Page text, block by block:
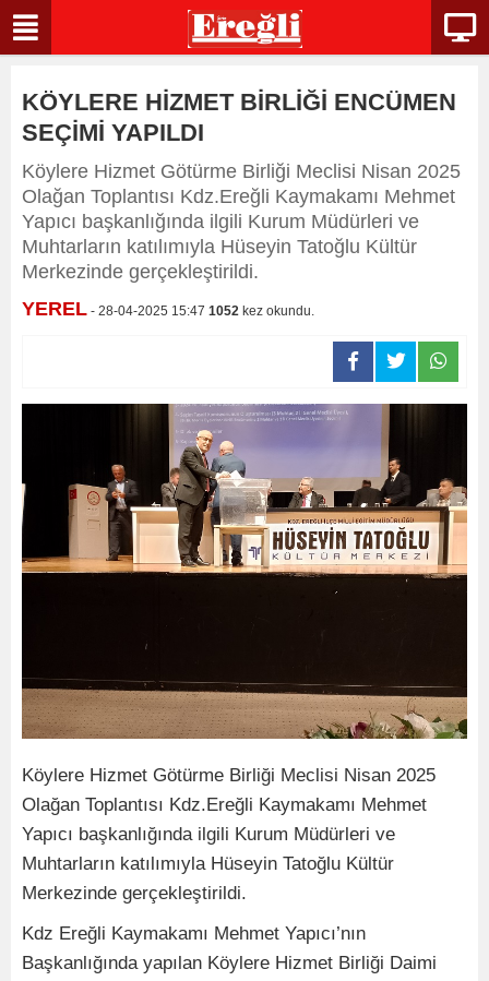
KÖYLERE HİZMET BİRLİĞİ ENCÜMEN
SEÇİMİ YAPILDI
Köylere Hizmet Götürme Birliği Meclisi Nisan 2025
Olağan Toplantısı Kdz.Ereğli Kaymakamı Mehmet
Yapıcı başkanlığında ilgili Kurum Müdürleri ve
Muhtarların katılımıyla Hüseyin Tatoğlu Kültür
Merkezinde gerçekleştirildi.
YEREL - 28-04-2025 15:47 1052 kez okundu.
Köylere Hizmet Götürme Birliği Meclisi Nisan 2025
Olağan Toplantısı Kdz.Ereğli Kaymakamı Mehmet
Yapıcı başkanlığında ilgili Kurum Müdürleri ve
Muhtarların katılımıyla Hüseyin Tatoğlu Kültür
Merkezinde gerçekleştirildi.
Kdz Ereğli Kaymakamı Mehmet Yapıcı’nın
Başkanlığında yapılan Köylere Hizmet Birliği Daimi